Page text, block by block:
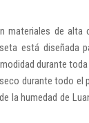
materiales de alta
está diseñada
durante toda
durante todo el
la humedad de